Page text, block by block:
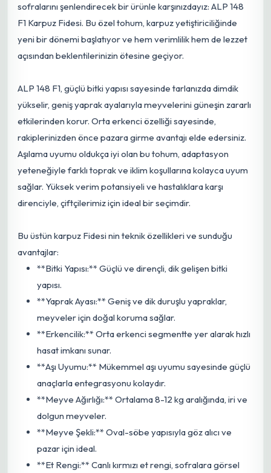
sofralarını şenlendirecek bir ürünle karşınızdayız: ALP 148
F1 Karpuz Fidesi. Bu özel tohum, karpuz yetiştiriciliğinde
yeni bir dönemi başlatıyor ve hem verimlilik hem de lezzet
açısından beklentilerinizin ötesine geçiyor.
ALP 148 F1, güçlü bitki yapısı sayesinde tarlanızda dimdik
yükselir, geniş yaprak ayalarıyla meyvelerini güneşin zararlı
etkilerinden korur. Orta erkenci özelliği sayesinde,
rakiplerinizden önce pazara girme avantajı elde edersiniz.
Aşılama uyumu oldukça iyi olan bu tohum, adaptasyon
yeteneğiyle farklı toprak ve iklim koşullarına kolayca uyum
sağlar. Yüksekverim potansiyeli ve hastalıklara karşı
direnciyle, çiftçilerimiziçin ideal bir seçimdir.
Bu üstün karpuz Fidesi nin teknik özellikleri ve sunduğu
avantajlar:
**Bitki Yapısı:** Güçlü ve dirençli, dik gelişen bitki
yapısı.
**Yaprak Ayası:** Geniş ve dik duruşlu yapraklar,
meyveler için doğal koruma sağlar.
**Erkencilik:** Orta erkenci segmentte yer alarak hızlı
hasat imkanı sunar.
**Aşı Uyumu:** Mükemmel aşı uyumu sayesinde güçlü
anaçlarla entegrasyonu kolaydır.
**Meyve Ağırlığı:** Ortalama 8-12 kg aralığında, iri ve
dolgun meyveler.
**Meyve Şekli:** Oval-söbe yapısıyla göz alıcı ve
pazar için ideal.
**Et Rengi:** Canlı kırmızı et rengi, sofralara görsel